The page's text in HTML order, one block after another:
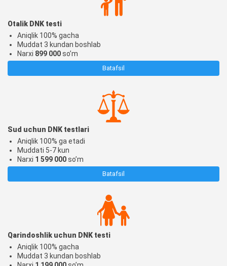
Otalik DNK testi
Aniqlik 100% gacha
Muddat 3 kundan boshlab
Narxi 899 000so’m
Batafsil
Sud uchun DNK testlari
Aniqlik 100% ga etadi
Muddati 5-7 kun
Narxi 1 599 000so’m
Batafsil
Qarindoshlik uchun DNK testi
Aniqlik 100% gacha
Muddat 3 kundan boshlab